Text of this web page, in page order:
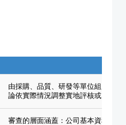
由採購、品質、研發等單位組成評
論依實際情況調整實地評核或以書
審查的層面涵蓋：公司基本資料、